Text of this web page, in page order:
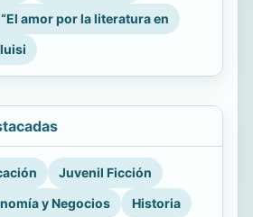
amor por la literatura en
Juvenil Ficción
y Negocios
Historia